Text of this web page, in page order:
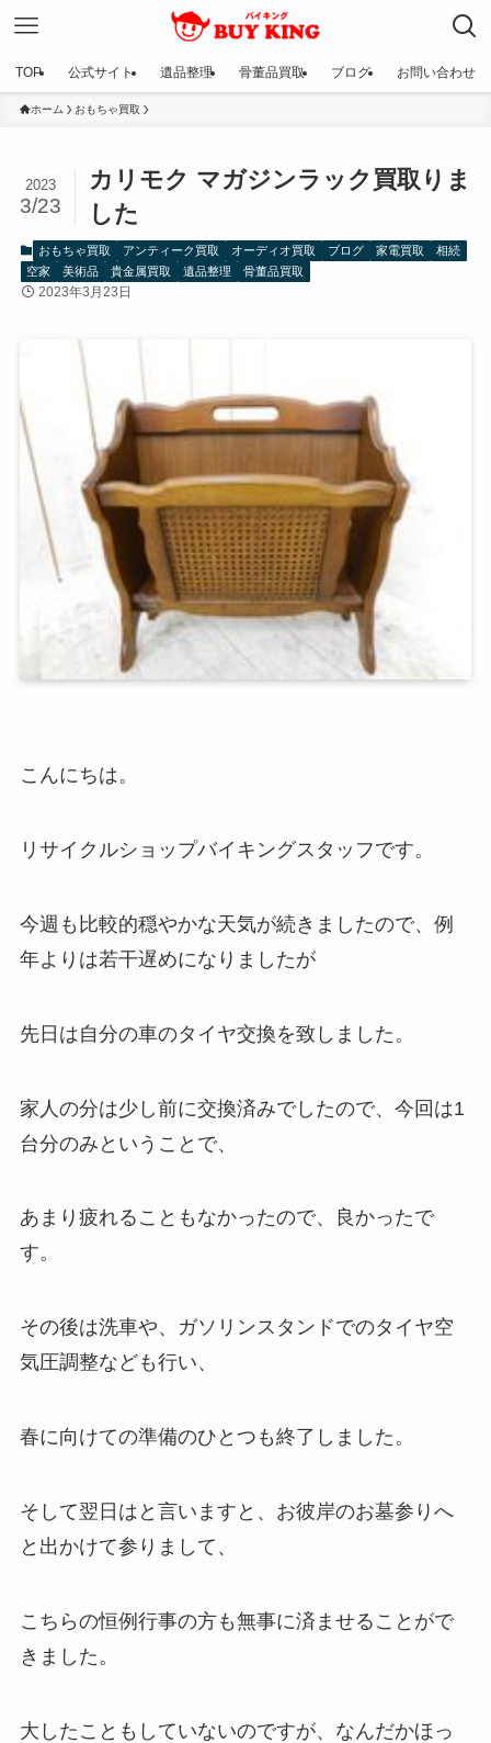
TOP 公式サイト 遺品整理 骨董品買取 ブログ お問い合わせ
ホーム おもちゃ買取
カリモク マガジンラック買取りま
した
2023
3/23
おもちゃ買取 アンティーク買取 オーディオ買取 ブログ 家電買取
相続
空家
美術品 貴金属買取 遺品整理 骨董品買取
2023年3月23日
こんにちは。
リサイクルショップバイキングスタッフです。
今週も比較的穏やかな天気が続きましたので、例
年よりは若干遅めになりましたが
先日は自分の車のタイヤ交換を致しました。
家人の分は少し前に交換済みでしたので、今回は1
台分のみということで、
あまり疲れることもなかったので、良かったで
す。
その後は洗車や、ガソリンスタンドでのタイヤ空
気圧調整なども行い、
春に向けての準備のひとつも終了しました。
そして翌日はと言いますと、お彼岸のお墓参りへ
と出かけて参りまして、
こちらの恒例行事の方も無事に済ませることがで
きました。
大したこともしていないのですが、なんだかほっ